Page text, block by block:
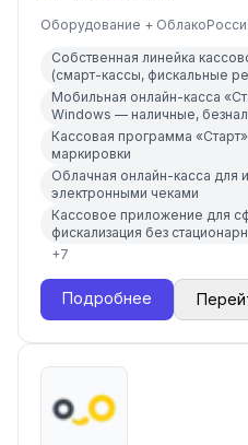
Оборудование + Облако
Собственная линейка
(смарт-кассы, фискальные
Мобильная онлайн-касса
Windows — наличные,
Кассовая программа
маркировки
Облачная онлайн-касса для
электронными чеками
Кассовое приложение для
фискализация без
+7
Подробнее